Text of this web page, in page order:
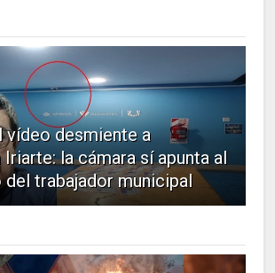
vídeo desmiente a
Iriarte: la cámara sí apunta al
trabajador municipal